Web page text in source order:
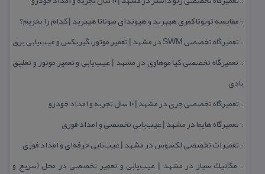
:: مقایسه تویوتا كمری هیبرید و هیوندای سوناتا هیبرید | كدام را بخریم؟
:: تعمیرگاه تخصصی SWM در مشهد | تعمیر موتور، گیربكس و عیب‌یابی برق
:: تعمیرگاه تخصصی كیا موهاوی در مشهد | عیب‌یابی و تعمیر موتور و تعلیق
بادی
:: تعمیرگاه تخصصی چری در مشهد | ۱۰ سال تجربه و امداد خودرو
:: تعمیرگاه هایما در مشهد | عیب‌یابی تخصصی و امداد فوری
:: تعمیرات تخصصی لكسوس در مشهد | عیب‌یابی حرفه‌ای و امداد فوری
:: مكانیك سیار در مشهد | عیب‌یابی و تعمیر تخصصی در محل (سریع و